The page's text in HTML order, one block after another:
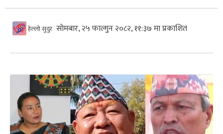
हेल्लो सुदुर सोमबार, २५ फाल्गुन २०८२, ११:३७ मा प्रकाशित